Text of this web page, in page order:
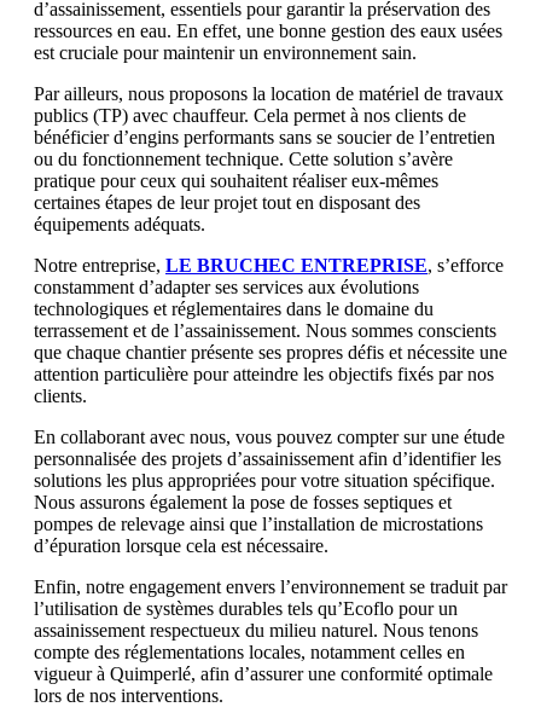
d’assainissement, essentiels pour garantir la préservation des
ressources en eau. En effet, une bonne gestion des eaux usées
est cruciale pour maintenir un environnement sain.
Par ailleurs, nous proposons la location de matériel de travaux
publics (TP) avec chauffeur. Cela permet à nos clients de
bénéficier d’engins performants sans se soucier de l’entretien
ou du fonctionnement technique. Cette solution s’avère
pratique pour ceux qui souhaitent réaliser eux-mêmes
certaines étapes de leur projet tout en disposant des
équipements adéquats.
Notre entreprise, LE BRUCHEC ENTREPRISE, s’efforce
constamment d’adapter ses services aux évolutions
technologiques et réglementaires dans le domaine du
terrassement et de l’assainissement. Nous sommes conscients
que chaque chantier présente ses propres défis et nécessite une
attention particulière pour atteindre les objectifs fixés par nos
clients.
En collaborant avec nous, vous pouvez compter sur une étude
personnalisée des projets d’assainissement afin d’identifier les
solutions les plus appropriées pour votre situation spécifique.
Nous assurons également la pose de fosses septiques et
pompes de relevage ainsi que l’installation de microstations
d’épuration lorsque cela est nécessaire.
Enfin, notre engagement envers l’environnement se traduit par
l’utilisation de systèmes durables tels qu’Ecoflo pour un
assainissement respectueux du milieu naturel. Nous tenons
compte des réglementations locales, notamment celles en
vigueur à Quimperlé, afin d’assurer une conformité optimale
lors de nos interventions.